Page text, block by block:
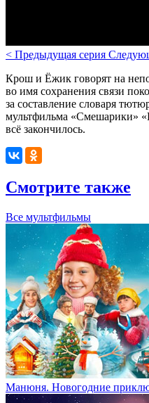
< Предыдущая серия
Крош и Ёжик говорят на
во имя сохранения связи
за составление словаря
мультфильма «Смешарики»
всё закончилось.
Смотрите также
Все мультфильмы
Манюня. Новогодние